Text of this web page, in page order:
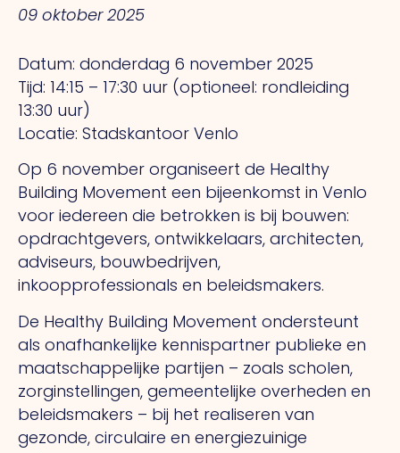
09 oktober 2025
Datum: donderdag 6 november 2025
Tijd: 14:15 – 17:30 uur (optioneel: rondleiding
13:30 uur)
Locatie: Stadskantoor Venlo
Op 6 november organiseert de Healthy
Building Movement een bijeenkomst in Venlo
voor iedereen die betrokken is bij bouwen:
opdrachtgevers, ontwikkelaars, architecten,
adviseurs, bouwbedrijven,
inkoopprofessionals en beleidsmakers.
De Healthy Building Movement ondersteunt
als onafhankelijke kennispartner publieke en
maatschappelijke partijen – zoals scholen,
zorginstellingen, gemeentelijke overheden en
beleidsmakers – bij het realiseren van
gezonde, circulaire en energiezuinige